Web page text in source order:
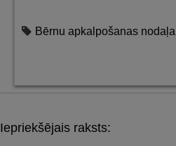
Bērnu apkalpošanas nodaļa
Post
Iepriekšējais raksts: